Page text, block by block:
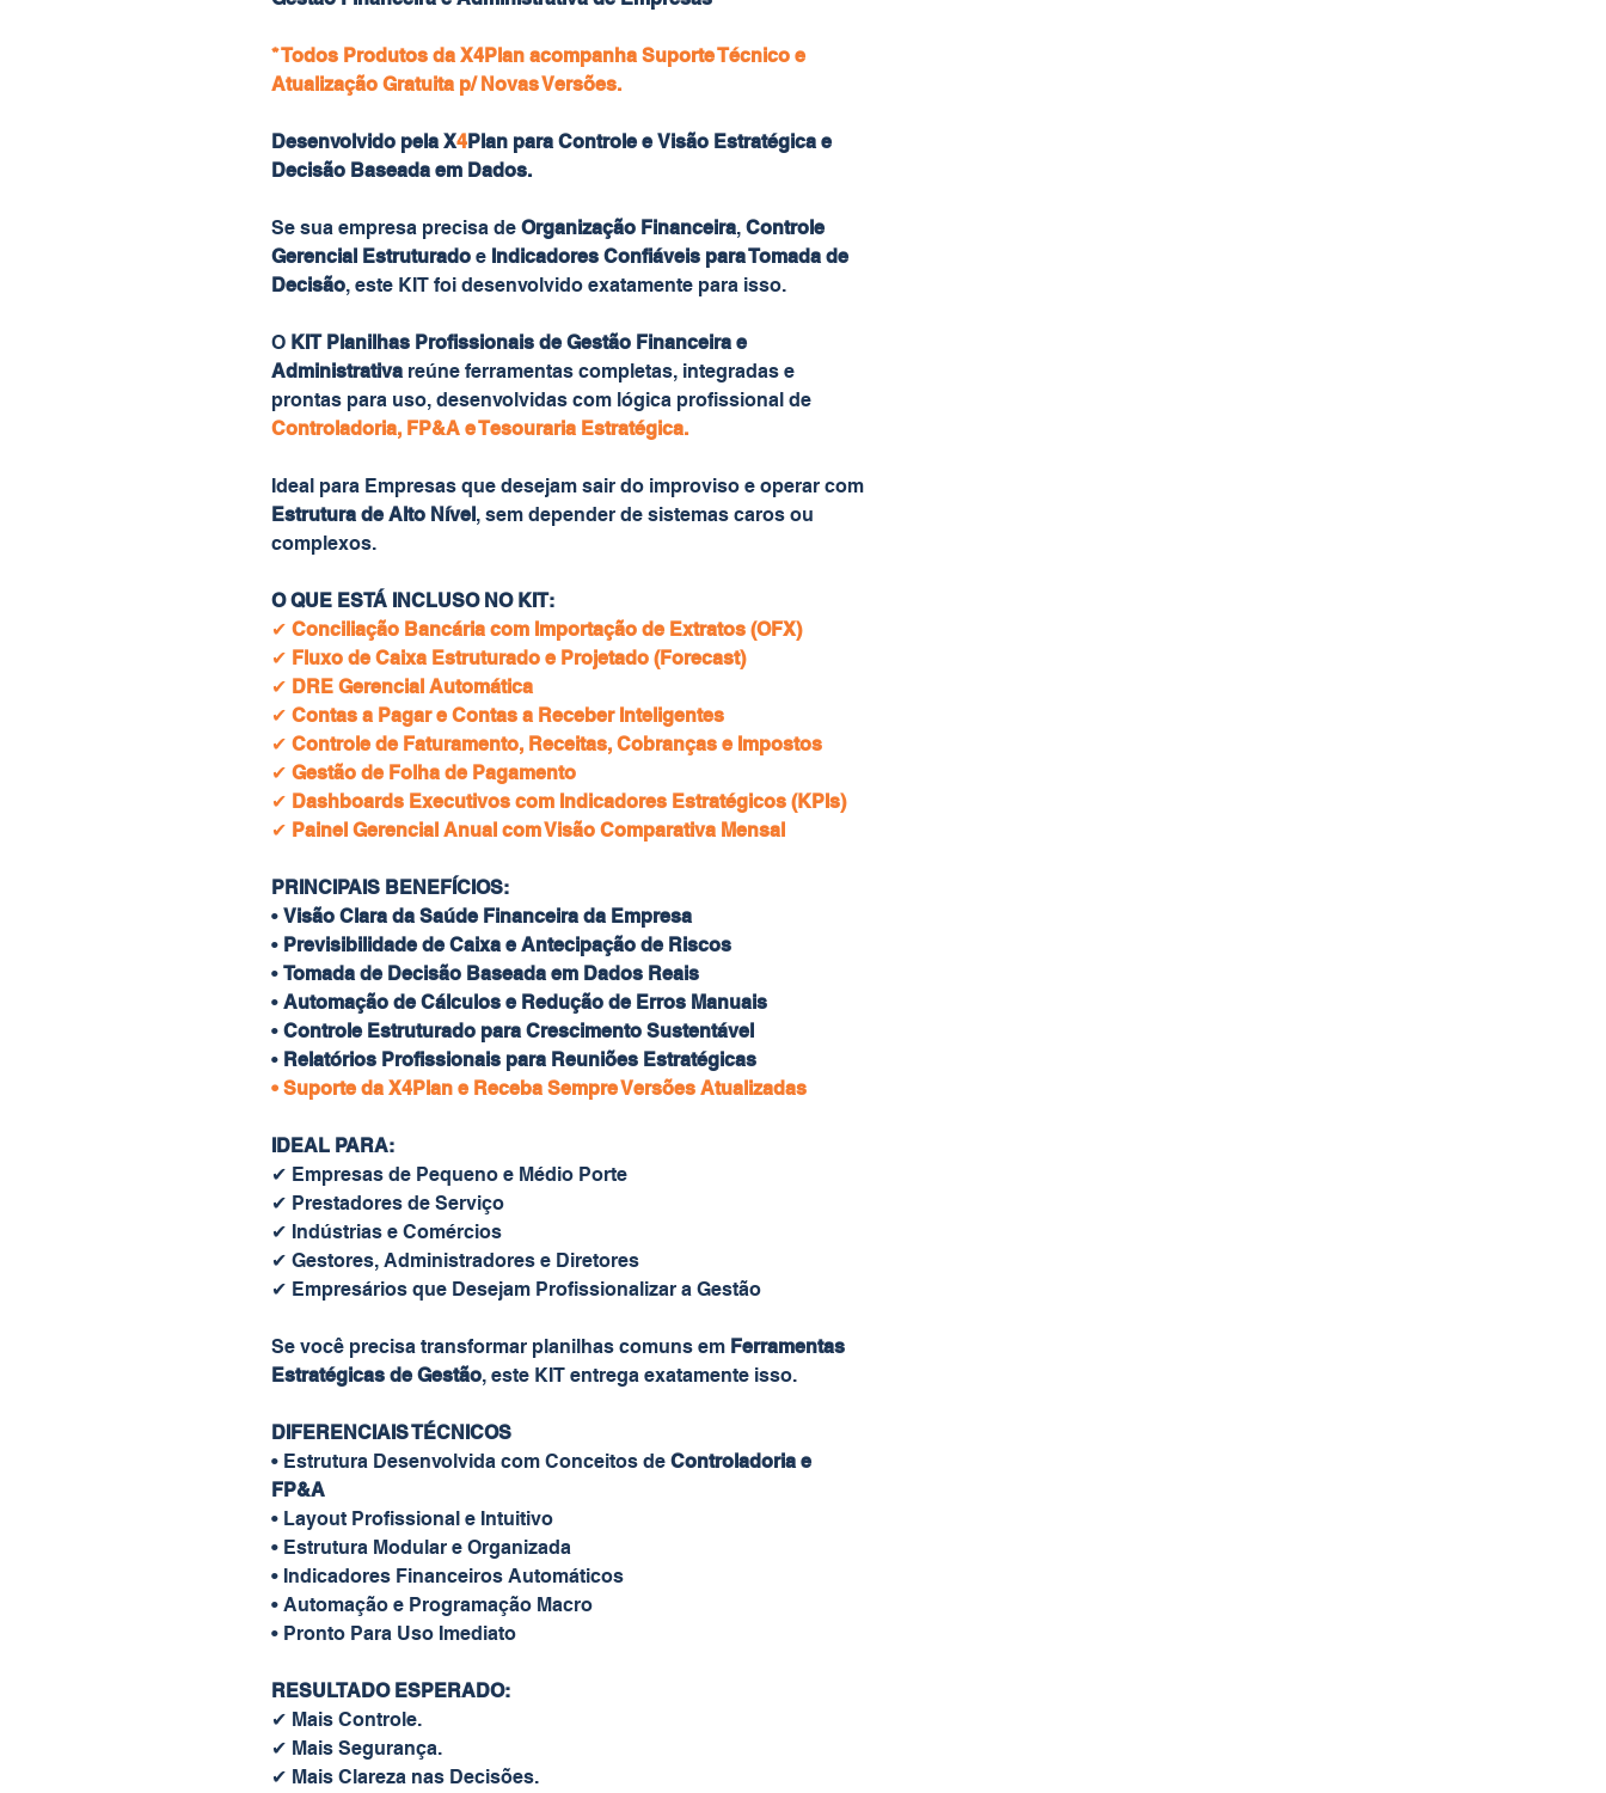
* Todos Produtos da X4Plan acompanha Suporte Técnico e
Atualização Gratuita p/ Novas Versões.
Desenvolvido pela X4Plan para Controle e Visão Estratégica e
Decisão Baseada em Dados.
Se sua empresa precisa de Organização Financeira, Controle
Gerencial Estruturado e Indicadores Confiáveis para Tomada de
Decisão, este KIT foi desenvolvido exatamente para isso.
O KIT Planilhas Profissionais de Gestão Financeira e
Administrativa reúne ferramentas completas, integradas e
prontas para uso, desenvolvidas com lógica profissional de
Controladoria, FP&A e Tesouraria Estratégica.
Ideal para Empresas que desejam sair do improviso e operar com
Estrutura de Alto Nível, sem depender de sistemas caros ou
complexos.
O QUE ESTÁ INCLUSO NO KIT:
✔ Conciliação Bancária com Importação de Extratos (OFX)
✔ Fluxo de Caixa Estruturado e Projetado (Forecast)
✔ DRE Gerencial Automática
✔ Contas a Pagar e Contas a Receber Inteligentes
✔ Controle de Faturamento, Receitas, Cobranças e Impostos
✔ Gestão de Folha de Pagamento
✔ Dashboards Executivos com Indicadores Estratégicos (KPIs)
✔ Painel Gerencial Anual com Visão Comparativa Mensal
PRINCIPAIS BENEFÍCIOS:
• Visão Clara da Saúde Financeira da Empresa
• Previsibilidade de Caixa e Antecipação de Riscos
• Tomada de Decisão Baseada em Dados Reais
• Automação de Cálculos e Redução de Erros Manuais
• Controle Estruturado para Crescimento Sustentável
• Relatórios Profissionais para Reuniões Estratégicas
• Suporte da X4Plan e Receba Sempre Versões Atualizadas
IDEAL PARA:
✔ Empresas de Pequeno e Médio Porte
✔ Prestadores de Serviço
✔ Indústrias e Comércios
✔ Gestores, Administradores e Diretores
✔ Empresários que Desejam Profissionalizar a Gestão
Se você precisa transformar planilhas comuns em Ferramentas
Estratégicas de Gestão, este KIT entrega exatamente isso.
DIFERENCIAIS TÉCNICOS
• Estrutura Desenvolvida com Conceitos de Controladoria e
FP&A
• Layout Profissional e Intuitivo
• Estrutura Modular e Organizada
• Indicadores Financeiros Automáticos
• Automação e Programação Macro
• Pronto Para Uso Imediato
RESULTADO ESPERADO:
✔ Mais Controle.
✔ Mais Segurança.
✔ Mais Clareza nas Decisões.